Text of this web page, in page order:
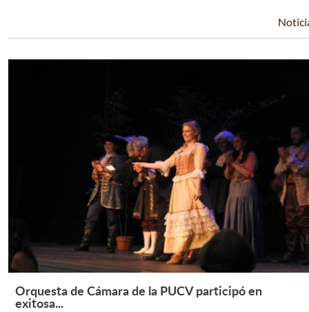
Leer Más +
Orquesta de Cámara de la PUCV participó en
exitosa...